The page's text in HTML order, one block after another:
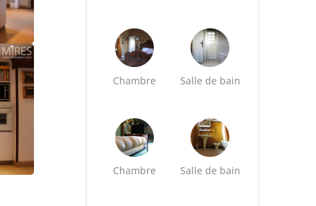
Chambre Salle de bain
Chambre Salle de bain